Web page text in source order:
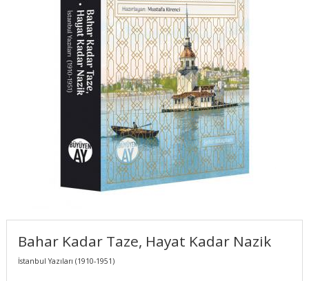
Bahar Kadar Taze, Hayat Kadar Nazik
İstanbul Yazıları (1910-1951)